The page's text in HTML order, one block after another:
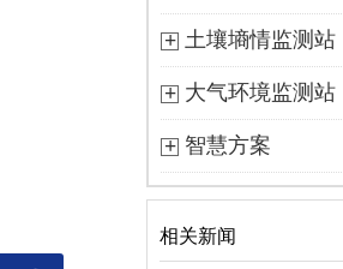
土壤墒情监测站
大气环境监测站
智慧方案
相关新闻